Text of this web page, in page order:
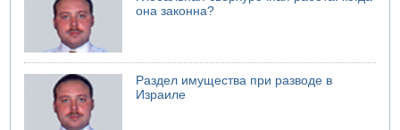
она законна?
Раздел имущества при разводе в
Израиле